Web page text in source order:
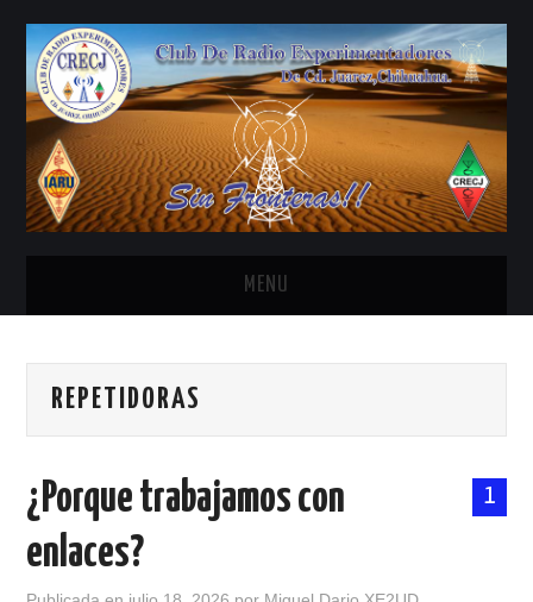
MENU
ANTENAS Y ACCESORIOS
BANDA CIVIL
REPETIDORAS
1
¿Porque trabajamos con
enlaces?